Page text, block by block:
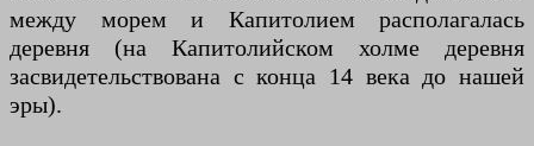
между морем и Капитолием располагалась
деревня (на Капитолийском холме деревня
засвидетельствована с конца 14 века до нашей
эры).